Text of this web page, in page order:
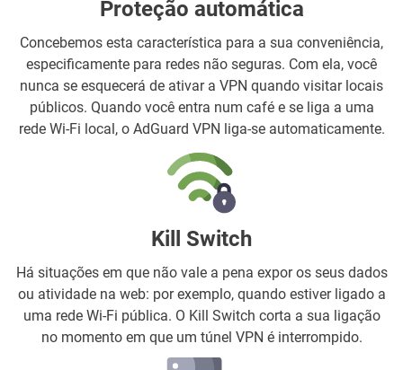
Proteção automática
Concebemos esta característica para a sua conveniência,
especificamente para redes não seguras. Com ela, você
nunca se esquecerá de ativar a VPN quando visitar locais
públicos. Quando você entra num café e se liga a uma
rede Wi-Fi local, o AdGuard VPN liga-se automaticamente.
Kill Switch
Há situações em que não vale a pena expor os seus dados
ou atividade na web: por exemplo, quando estiver ligado a
uma rede Wi-Fi pública. O Kill Switch corta a sua ligação
no momento em que um túnel VPN é interrompido.